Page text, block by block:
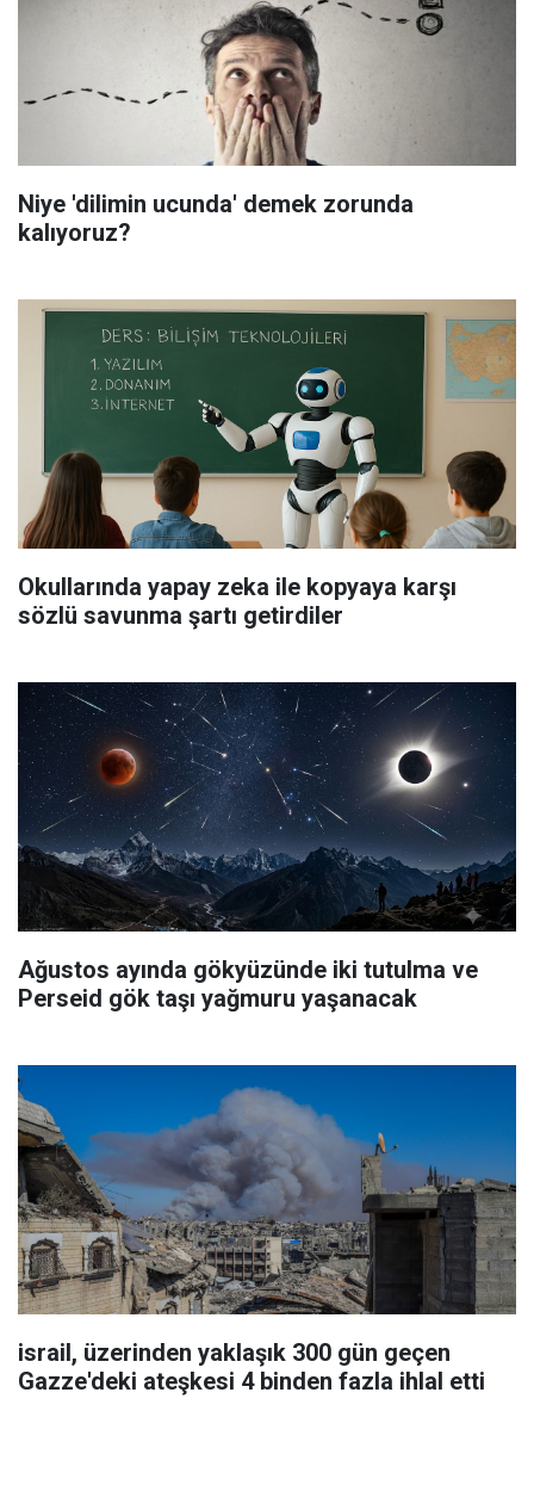
Niye 'dilimin ucunda' demek zorunda
kalıyoruz?
Okullarında yapay zeka ile kopyaya karşı
sözlü savunma şartı getirdiler
Ağustos ayında gökyüzünde iki tutulma ve
Perseid gök taşı yağmuru yaşanacak
israil, üzerinden yaklaşık 300 gün geçen
Gazze'deki ateşkesi 4 binden fazla ihlal etti